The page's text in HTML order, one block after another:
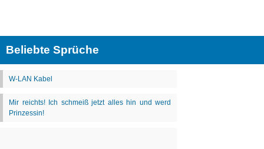
Beliebte Sprüche